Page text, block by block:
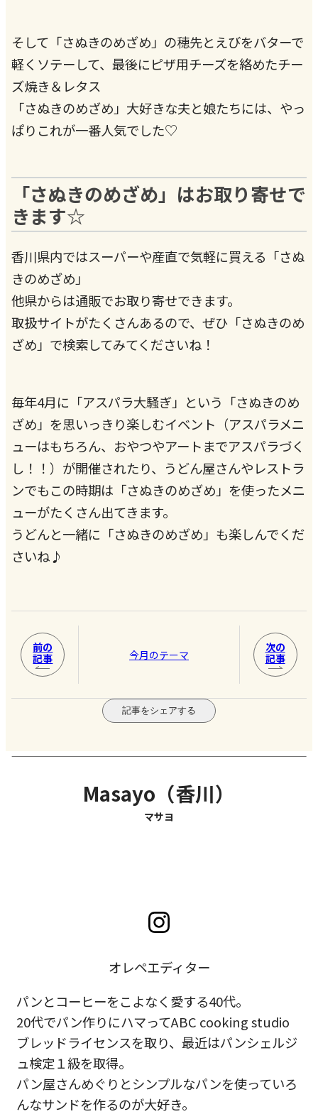
そして「さぬきのめざめ」の穂先とえびをバターで
軽くソテーして、最後にピザ用チーズを絡めたチー
ズ焼き＆レタス
「さぬきのめざめ」大好きな夫と娘たちには、やっ
ぱりこれが一番人気でした♡
「さぬきのめざめ」はお取り寄せで
きます☆
香川県内ではスーパーや産直で気軽に買える「さぬ
きのめざめ」
他県からは通販でお取り寄せできます。
取扱サイトがたくさんあるので、ぜひ「さぬきのめ
ざめ」で検索してみてくださいね！
毎年4月に「アスパラ大騒ぎ」という「さぬきのめ
ざめ」を思いっきり楽しむイベント（アスパラメニ
ューはもちろん、おやつやアートまでアスパラづく
し！！）が開催されたり、うどん屋さんやレストラ
ンでもこの時期は「さぬきのめざめ」を使ったメニ
ューがたくさん出てきます。
うどんと一緒に「さぬきのめざめ」も楽しんでくだ
さいね♪
前の
記事
今月のテーマ
次の
記事
記事をシェアする
Masayo（香川）
マサヨ
オレペエディター
パンとコーヒーをこよなく愛する40代。
20代でパン作りにハマってABC cooking studio
ブレッドライセンスを取り、最近はパンシェルジ
ュ検定１級を取得。
パン屋さんめぐりとシンプルなパンを使っていろ
んなサンドを作るのが大好き。